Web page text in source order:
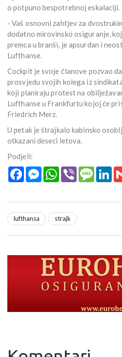
o potpuno bespotrebnoj eskalaciji.
- Vaš osnovni zahtjev za
dodatno mirovinsko osiguranje,
premca u branši, je apsurdan i
Lufthanse.
Cockpit je svoje članove pozvao
prosvjedu svojih kolega iz
koji planiraju protest na
Lufthanse u Frankfurtu kojoj će
Friedrich Merz.
U petak je štrajkalo kabinsko
otkazani deseci letova.
Podjeli:
FacebookMessengerWhatsApp
Viber Message
lufthansa strajk